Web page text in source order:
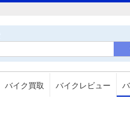
バイク買取 バイクレビュー